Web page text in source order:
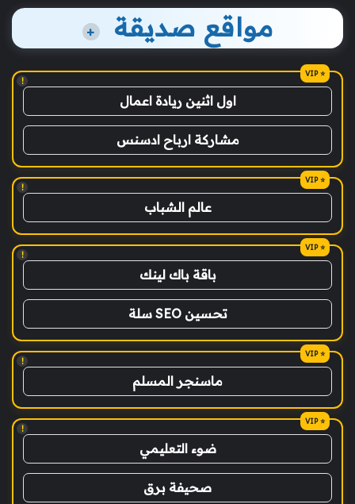
مواقع صديقة +
!
اول اثنين ريادة اعمال
مشاركة ارباح ادسنس
!
عالم الشباب
!
باقة باك لينك
تحسين SEO سلة
!
ماسنجر المسلم
!
ضوء التعليمي
صحيفة برق